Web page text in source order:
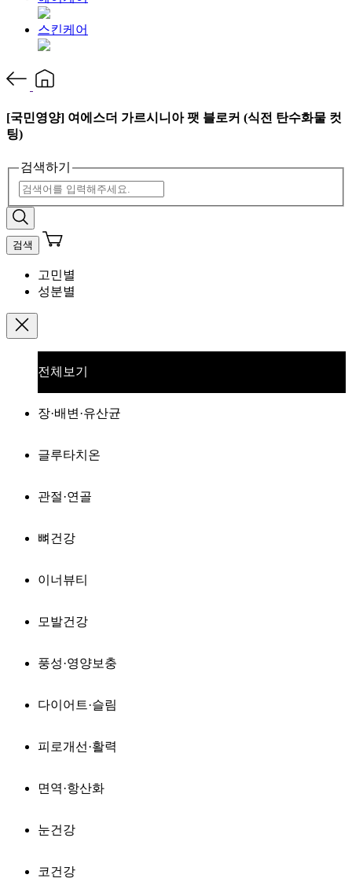
스킨케어
[국민영양] 여에스더 가르시니아 팻 블로커 (식전 탄수화물 컷
팅)
검색하기
검색
고민별
성분별
전체보기
장·배변·유산균
글루타치온
관절·연골
뼈건강
이너뷰티
모발건강
풍성·영양보충
다이어트·슬림
피로개선·활력
면역·항산화
눈건강
코건강